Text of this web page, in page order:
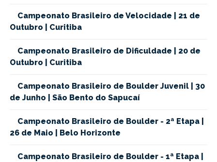
Campeonato Brasileiro de Velocidade | 21 de
Outubro | Curitiba
Campeonato Brasileiro de Dificuldade | 20 de
Outubro | Curitiba
Campeonato Brasileiro de Boulder Juvenil | 30
de Junho | São Bento do Sapucaí
Campeonato Brasileiro de Boulder - 2ª Etapa |
26 de Maio | Belo Horizonte
Campeonato Brasileiro de Boulder - 1ª Etapa |